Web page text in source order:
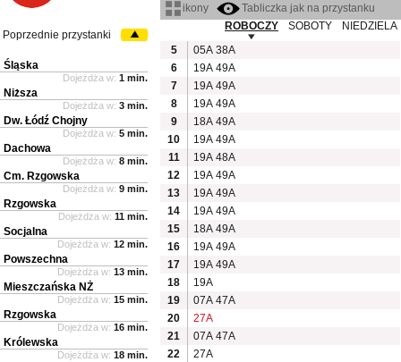
ikony
Tabliczka jak na przystanku
ROBOCZY
SOBOTY
NIEDZIELA
5
05A 38A
6
19A 49A
7
19A 49A
8
19A 49A
9
18A 49A
10
19A 49A
11
19A 48A
12
19A 49A
13
19A 49A
14
19A 49A
15
18A 49A
16
19A 49A
17
19A 49A
18
19A
19
07A 47A
20
27A
21
07A 47A
22
27A
Poprzednie przystanki
Śląska
Dojeżdża w: 1 min.
Niższa
Dojeżdża w: 3 min.
Dw. Łódź Chojny
Dojeżdża w: 5 min.
Dachowa
Dojeżdża w: 8 min.
Cm. Rzgowska
Dojeżdża w: 9 min.
Rzgowska
Dojeżdża w: 11 min.
Socjalna
Dojeżdża w: 12 min.
Powszechna
Dojeżdża w: 13 min.
Mieszczańska NŻ
Dojeżdża w: 15 min.
Rzgowska
Dojeżdża w: 16 min.
Królewska
Dojeżdża w: 18 min.